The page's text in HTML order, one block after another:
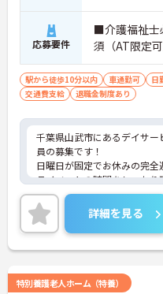
応募要件
■介護福祉士
須（AT限定可
駅から徒歩10分以内 車通勤可 日
交通費支給
退職金制度あり
千葉県山武市にあるデイサ
員の募集です！
日曜日が固定でお休みの完
ライベートの時間をしっかり
立がしやすい職場です◎
また、昇給や各種手当も充実
きやすい環境が整っています♪
ご興味ある方は面接ポイン
お気軽にご連絡ください。
詳細を見る
特別養護老人ホーム（特養）